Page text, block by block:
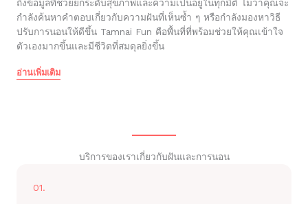
ถึงข้อมูลที่ช่วยยกระดับสุขภาพและความเป็นอยู่ในทุกมิติ ไม่ว่าคุณจะ
กำลังค้นหาคำตอบเกี่ยวกับความฝันที่เห็นซ้ำ ๆ หรือกำลังมองหาวิธี
ปรับการนอนให้ดีขึ้น Tamnai Fun คือพื้นที่ที่พร้อมช่วยให้คุณเข้าใจ
ตัวเองมากขึ้นและมีชีวิตที่สมดุลยิ่งขึ้น
อ่านเพิ่มเติม
บริการของเราเกี่ยวกับฝันและการนอน
01.